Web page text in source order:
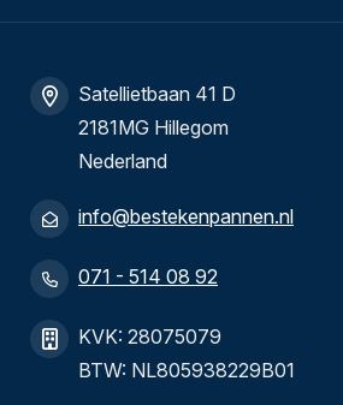
Satellietbaan 41 D
2181MG Hillegom
Nederland
info@bestekenpannen.nl
071 - 514 08 92
KVK: 28075079
BTW: NL805938229B01